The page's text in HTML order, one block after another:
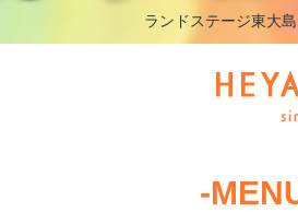
ランドステージ東大
-